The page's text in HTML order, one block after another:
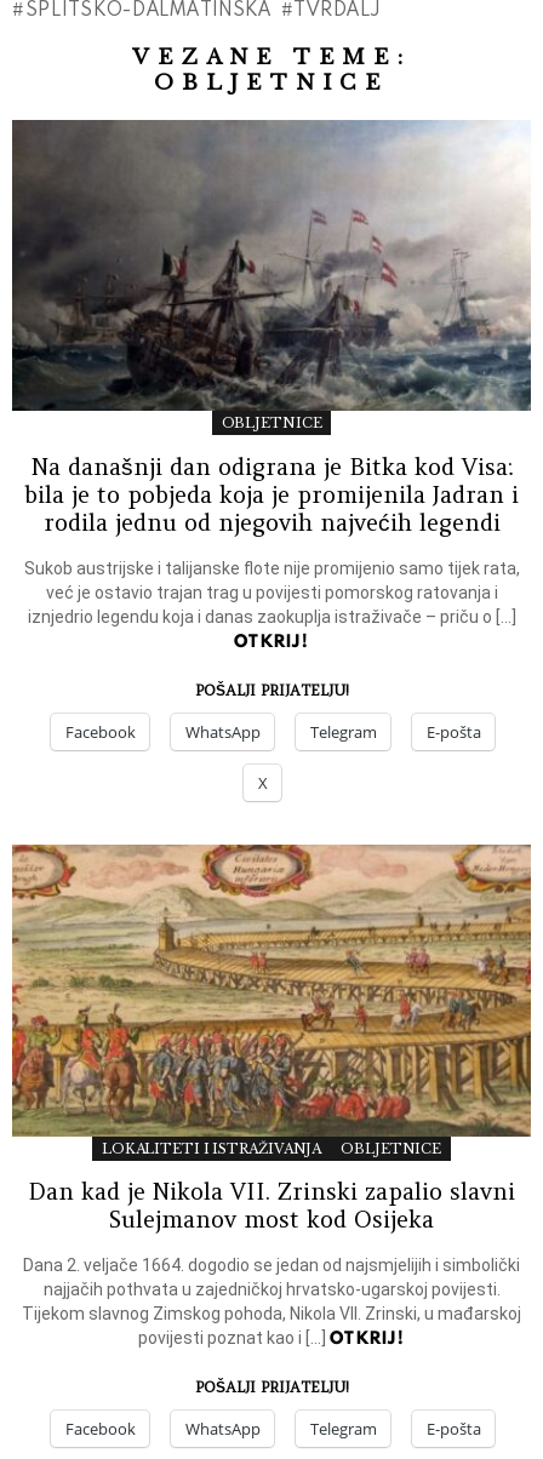
SPLITSKO-DALMATINSKA
TVRDALJ
VEZANE TEME:
OBLJETNICE
OBLJETNICE
Na današnji dan odigrana je Bitka kod Visa:
bila je to pobjeda koja je promijenila Jadran i
rodila jednu od njegovih najvećih legendi
Sukob austrijske i talijanske flote nije promijenio samo tijek rata,
već je ostavio trajan trag u povijesti pomorskog ratovanja i
iznjedrio legendu koja i danas zaokuplja istraživače – priču o […]
OTKRIJ!
POŠALJI PRIJATELJU!
Facebook WhatsApp Telegram E-pošta
X
LOKALITETI I ISTRAŽIVANJA OBLJETNICE
Dan kad je Nikola VII. Zrinski zapalio slavni
Sulejmanov most kod Osijeka
Dana 2. veljače 1664. dogodio se jedan od najsmjelijih i simbolički
najjačih pothvata u zajedničkoj hrvatsko-ugarskoj povijesti.
Tijekom slavnog Zimskog pohoda, Nikola VII. Zrinski, u mađarskoj
povijesti poznat kao i […] OTKRIJ!
POŠALJI PRIJATELJU!
Facebook WhatsApp Telegram E-pošta